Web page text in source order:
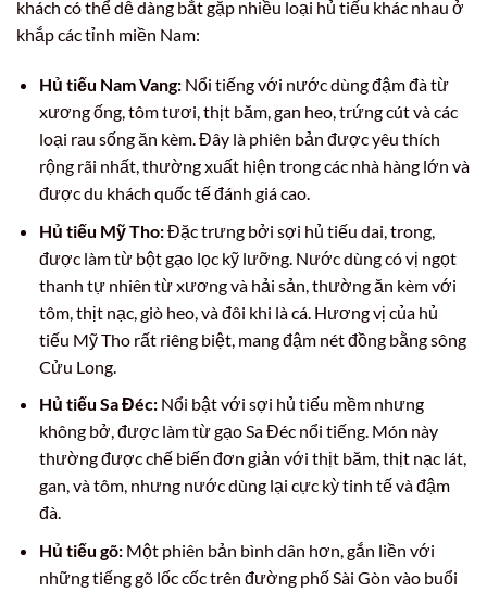
khách có thể dễ dàng bắt gặp nhiều loại hủ tiếu khác nhau ở
khắp các tỉnh miền Nam:
Hủ tiếu Nam Vang:Nổi tiếng với nước dùng đậm đà từ
xương ống, tôm tươi, thịt băm, gan heo, trứng cút và các
loại rau sống ăn kèm. Đây là phiên bản được yêu thích
rộng rãi nhất, thường xuất hiện trong các nhà hàng lớn và
được du khách quốc tế đánh giá cao.
Hủ tiếu Mỹ Tho:Đặc trưng bởi sợi hủ tiếu dai, trong,
được làm từ bột gạo lọc kỹ lưỡng. Nước dùng có vị ngọt
thanh tự nhiên từ xương và hải sản, thường ăn kèm với
tôm, thịt nạc, giò heo, và đôi khi là cá. Hương vị của hủ
tiếu Mỹ Tho rất riêng biệt, mang đậm nét đồng bằng sông
Cửu Long.
Hủ tiếu Sa Đéc:Nổi bật với sợi hủ tiếu mềm nhưng
không bở, được làm từ gạo Sa Đéc nổi tiếng. Món này
thường được chế biến đơn giản với thịt băm, thịt nạc lát,
gan, và tôm, nhưng nước dùng lại cực kỳ tinh tế và đậm
đà.
Hủ tiếu gõ:Một phiên bản bình dân hơn, gắn liền với
những tiếng gõ lốc cốc trên đường phố Sài Gòn vào buổi